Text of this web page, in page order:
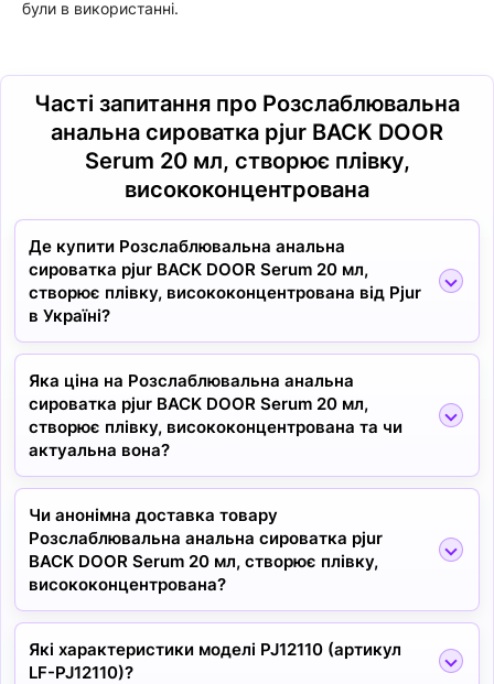
були в використанні.
Часті запитання про Розслаблювальна
анальна сироватка pjur BACK DOOR
Serum 20 мл, створює плівку,
висококонцентрована
Де купити Розслаблювальна анальна
сироватка pjur BACK DOOR Serum 20 мл,
створює плівку, висококонцентрована від Pjur
в Україні?
Яка ціна на Розслаблювальна анальна
сироватка pjur BACK DOOR Serum 20 мл,
створює плівку, висококонцентрована та чи
актуальна вона?
Чи анонімна доставка товару
Розслаблювальна анальна сироватка pjur
BACK DOOR Serum 20 мл, створює плівку,
висококонцентрована?
Які характеристики моделі PJ12110 (артикул
LF-PJ12110)?